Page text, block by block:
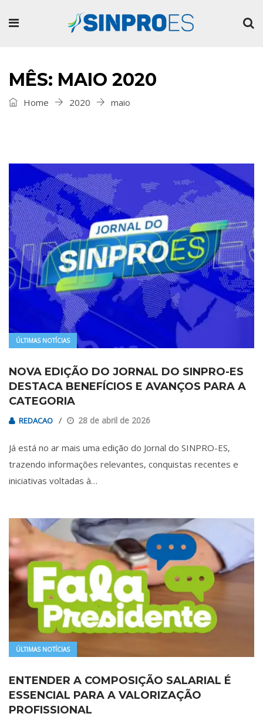
MÊS: MAIO 2020
Home 2020 maio
ÚLTIMAS NOTÍCIAS
NOVA EDIÇÃO DO JORNAL DO SINPRO-ES
DESTACA BENEFÍCIOS E AVANÇOS PARA A
CATEGORIA
REDACAO 28 de abril de 2026
Já está no ar mais uma edição do Jornal do SINPRO-ES,
trazendo informações relevantes, conquistas recentes e
iniciativas voltadas à…
ÚLTIMAS NOTÍCIAS
ENTENDER A COMPOSIÇÃO SALARIAL É
ESSENCIAL PARA A VALORIZAÇÃO
PROFISSIONAL